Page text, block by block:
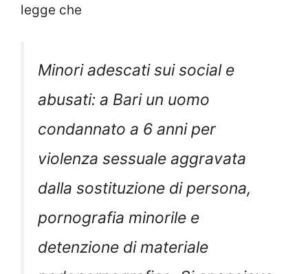
legge che
Minori adescati sui social e
abusati: a Bari un uomo
condannato a 6 anni per
violenza sessuale aggravata
dalla sostituzione di persona,
pornografia minorile e
detenzione di materiale